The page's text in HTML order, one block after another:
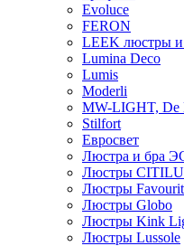
Evoluce
FERON
LEEK люстры и
Lumina Deco
Lumis
Moderli
MW-LIGHT, De
Stilfort
Евросвет
Люстра и бра
Люстры
Люстры
Люстры Globo
Люстры Kink
Люстры Lussole